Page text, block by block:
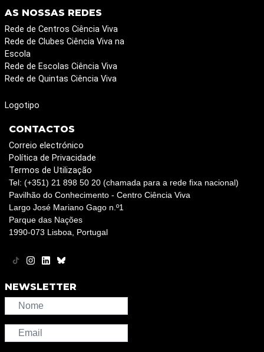
AS NOSSAS REDES
Rede de Centros Ciência Viva
Rede de Clubes Ciência Viva na
Escola
Rede de Escolas Ciência Viva
Rede de Quintas Ciência Viva
Logotipo
CONTACTOS
Correio electrónico
Política de Privacidade
Termos de Utilização
Tel: (+351) 21 898 50 20 (chamada para a rede fixa nacional)
Pavilhão do Conhecimento - Centro Ciência Viva
Largo José Mariano Gago n.º1
Parque das Nações
1990-073 Lisboa, Portugal
NEWSLETTER